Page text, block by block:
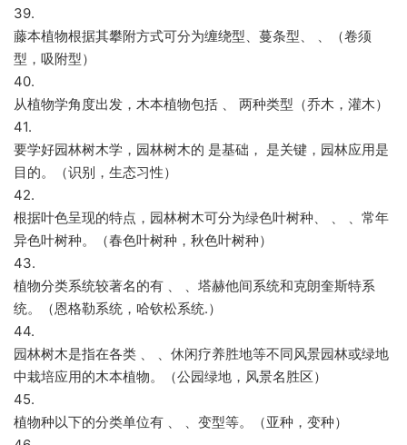
39.
藤本植物根据其攀附方式可分为缠绕型、蔓条型、 、（卷须
型，吸附型）
40.
从植物学角度出发，木本植物包括 、 两种类型（乔木，灌木）
41.
要学好园林树木学，园林树木的 是基础， 是关键，园林应用是
目的。（识别，生态习性）
42.
根据叶色呈现的特点，园林树木可分为绿色叶树种、 、 、常年
异色叶树种。（春色叶树种，秋色叶树种）
43.
植物分类系统较著名的有 、 、塔赫他间系统和克朗奎斯特系
统。（恩格勒系统，哈钦松系统.）
44.
园林树木是指在各类 、 、休闲疗养胜地等不同风景园林或绿地
中栽培应用的木本植物。（公园绿地，风景名胜区）
45.
植物种以下的分类单位有 、 、变型等。（亚种，变种）